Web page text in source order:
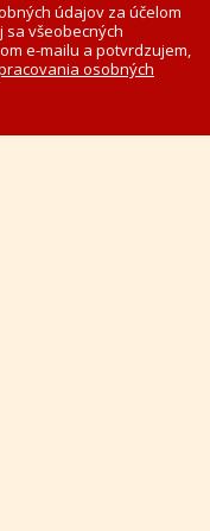
údajov za účelom
všeobecných
e-mailu a potvrdzujem,
osobných